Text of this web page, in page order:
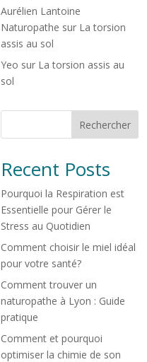
Aurélien Lantoine
Naturopathe sur La torsion
assis au sol
Yeo sur La torsion assis au
sol
Rechercher
Recent Posts
Pourquoi la Respiration est
Essentielle pour Gérer le
Stress au Quotidien
Comment choisir le miel idéal
pour votre santé?
Comment trouver un
naturopathe à Lyon : Guide
pratique
Comment et pourquoi
optimiser la chimie de son